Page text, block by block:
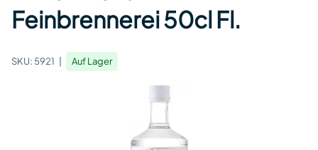
Feinbrennerei 50cl Fl.
SKU: 5921 Auf Lager